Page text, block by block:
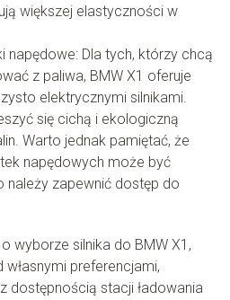
większej elastyczności w
napędowe: Dla tych, którzy chcą
z paliwa, BMW X1 oferuje
elektrycznymi silnikami.
się cichą i ekologiczną
Warto jednak pamiętać, że
napędowych może być
należy zapewnić dostęp do
wyborze silnika do BMW X1,
preferencjami,
dostępnością stacji ładowania